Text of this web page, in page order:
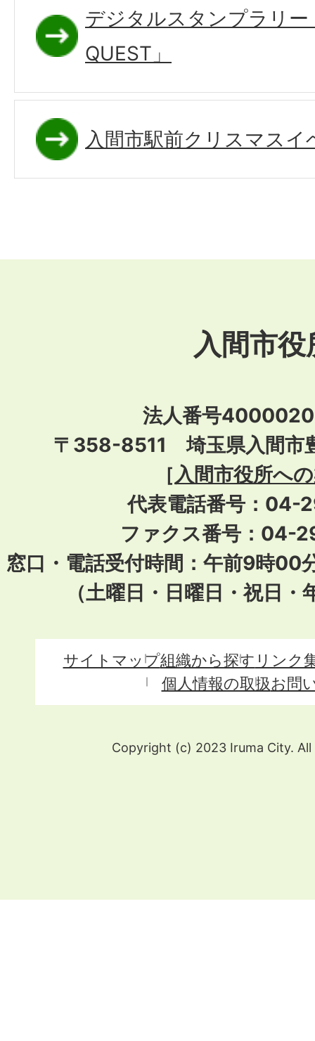
デジタルスタンプラリー
QUEST」
入間市駅前クリスマス
入間市役
法人番号
〒358-8511 埼玉県入間市
［入間市役所へ
代表電話番号：04-
ファクス番号：04-
窓口・電話受付時間：午前9時00
（土曜日・日曜日・祝日
サイトマップ組織から探す リンク
個人情報の取扱お問
Copyright (c) 2023 Iruma City. All